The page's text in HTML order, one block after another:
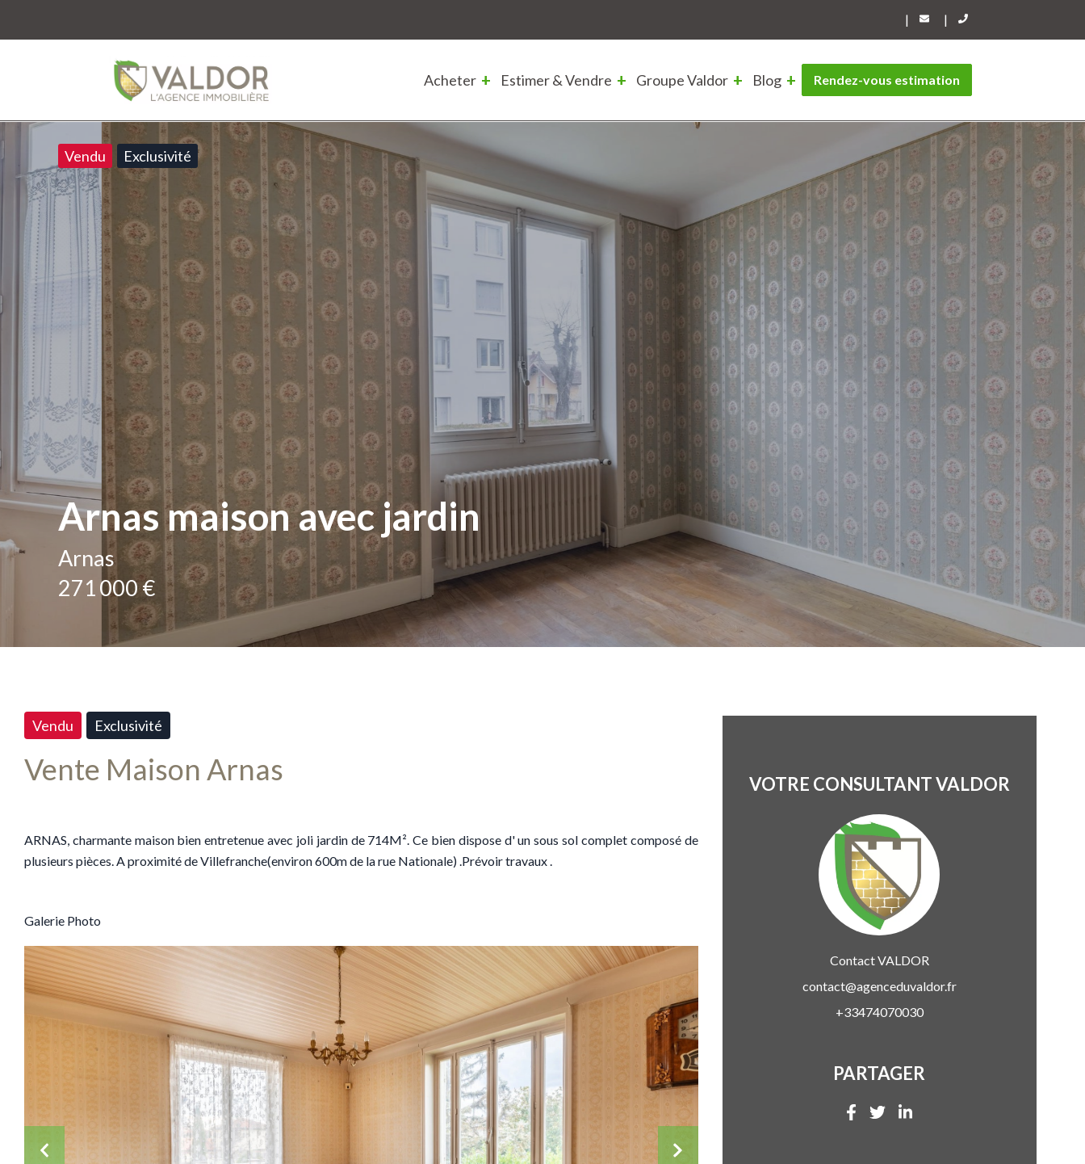
| |
Acheter Estimer & Vendre Groupe Valdor Blog Rendez-vous estimation
Vendu Exclusivité
Arnas maison avec jardin
Arnas
271 000 €
Vendu Exclusivité
Vente Maison Arnas
ARNAS, charmante maison bien entretenue avec joli jardin de 714M². Ce bien dispose d' un sous sol complet composé de
plusieurs pièces. A proximité de Villefranche(environ 600m de la rue Nationale) .Prévoir travaux .
Galerie Photo
VOTRE CONSULTANT VALDOR
ContactVALDOR
contact@agenceduvaldor.fr
+33474070030
PARTAGER